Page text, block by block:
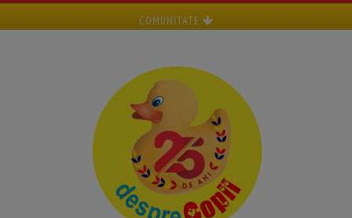
COMUNITATE